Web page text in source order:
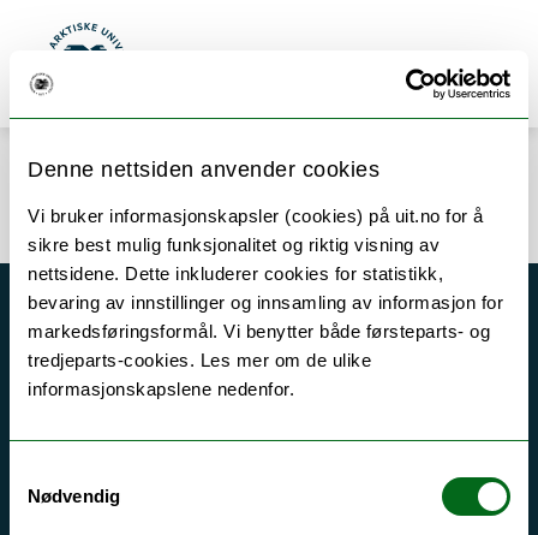
Denne nettsiden anvender cookies
Vi bruker informasjonskapsler (cookies) på uit.no for å
sikre best mulig funksjonalitet og riktig visning av
nettsidene. Dette inkluderer cookies for statistikk,
bevaring av innstillinger og innsamling av informasjon for
markedsføringsformål. Vi benytter både førsteparts- og
tredjeparts-cookies. Les mer om de ulike
informasjonskapslene nedenfor.
Nødvendig
Gå til hovedinnhold
UiT Norges arktiske universitet Meny
Error rendering component
Akutt hjelp
Si ifra!
Driftsmeldinger
Personvern ved UiT
Sikkerhet, beredskap og personvern